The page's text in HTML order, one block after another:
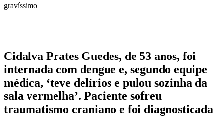
Cidalva Prates Guedes, de 53 anos, foi
internada com dengue e, segundo equipe
médica, ‘teve delírios e pulou sozinha da
sala vermelha’. Paciente sofreu
traumatismo craniano e foi diagnosticada